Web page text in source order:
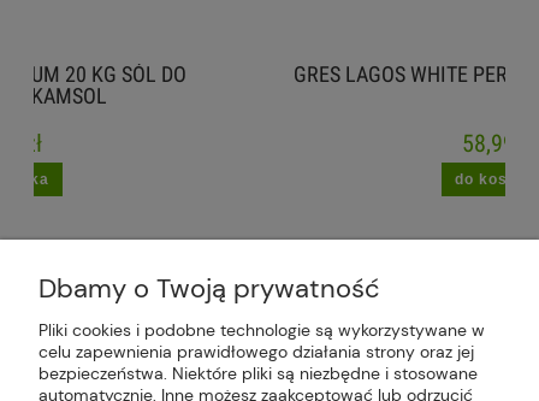
GRES LAGOS WHITE PERLA STANIN 60X120
Plus Market Sp. z o.o. | Zakręcie 2K, 22-300
Krasnystaw, woj. lubelskie | sklep@plus-market.pl
Dbamy o Twoją prywatność
Pliki cookies i podobne technologie są wykorzystywane w
celu zapewnienia prawidłowego działania strony oraz jej
bezpieczeństwa. Niektóre pliki są niezbędne i stosowane
automatycznie. Inne możesz zaakceptować lub odrzucić